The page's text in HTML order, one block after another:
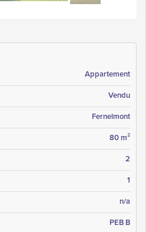
Appartement
Vendu
Fernelmont
80 m²
2
1
n/a
PEB B